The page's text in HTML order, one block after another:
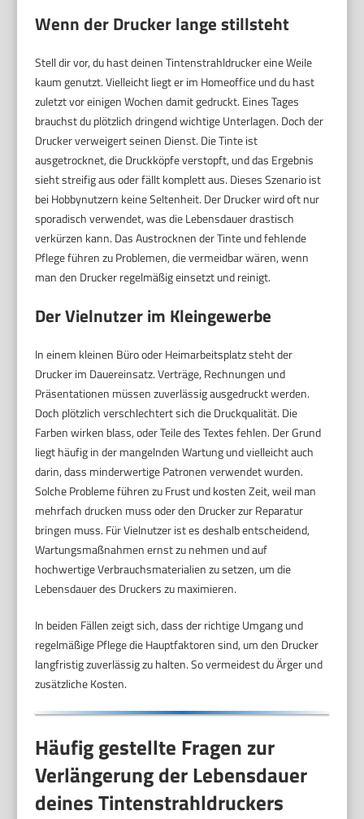
Wenn der Drucker lange stillsteht
Stell dir vor, du hast deinen Tintenstrahldrucker eine Weile
kaum genutzt. Vielleicht liegt er im Homeoffice und du hast
zuletzt vor einigen Wochen damit gedruckt. Eines Tages
brauchst du plötzlich dringend wichtige Unterlagen. Doch der
Drucker verweigert seinen Dienst. Die Tinte ist
ausgetrocknet, die Druckköpfe verstopft, und das Ergebnis
sieht streifig aus oder fällt komplett aus. Dieses Szenario ist
bei Hobbynutzern keine Seltenheit. Der Drucker wird oft nur
sporadisch verwendet, was die Lebensdauer drastisch
verkürzen kann. Das Austrocknen der Tinte und fehlende
Pflege führen zu Problemen, die vermeidbar wären, wenn
man den Drucker regelmäßig einsetzt und reinigt.
Der Vielnutzer im Kleingewerbe
In einem kleinen Büro oder Heimarbeitsplatz steht der
Drucker im Dauereinsatz. Verträge, Rechnungen und
Präsentationen müssen zuverlässig ausgedruckt werden.
Doch plötzlich verschlechtert sich die Druckqualität. Die
Farben wirken blass, oder Teile des Textes fehlen. Der Grund
liegt häufig in der mangelnden Wartung und vielleicht auch
darin, dass minderwertige Patronen verwendet wurden.
Solche Probleme führen zu Frust und kosten Zeit, weil man
mehrfach drucken muss oder den Drucker zur Reparatur
bringen muss. Für Vielnutzer ist es deshalb entscheidend,
Wartungsmaßnahmen ernst zu nehmen und auf
hochwertige Verbrauchsmaterialien zu setzen, um die
Lebensdauer des Druckers zu maximieren.
In beiden Fällen zeigt sich, dass der richtige Umgang und
regelmäßige Pflege die Hauptfaktoren sind, um den Drucker
langfristig zuverlässig zu halten. So vermeidest du Ärger und
zusätzliche Kosten.
Häufig gestellte Fragen zur
Verlängerung der Lebensdauer
deines Tintenstrahldruckers